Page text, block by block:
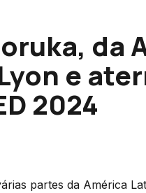
da
e
2024
partes da América